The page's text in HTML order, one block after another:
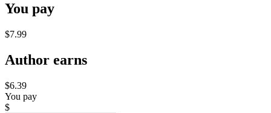
You pay
$7.99
Author earns
$6.39
You pay
$